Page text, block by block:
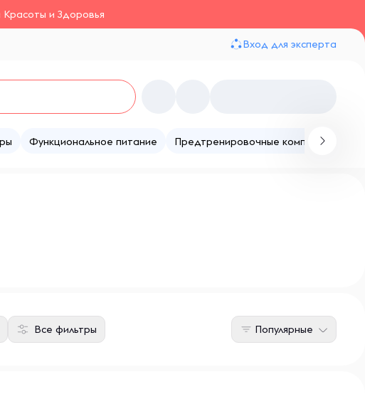
Красоты и Здоровья
Вход для эксперта
Функциональное питание Предтренировочные комплексы
Все фильтры Популярные